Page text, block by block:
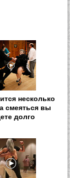
несколько
смеяться вы
долго